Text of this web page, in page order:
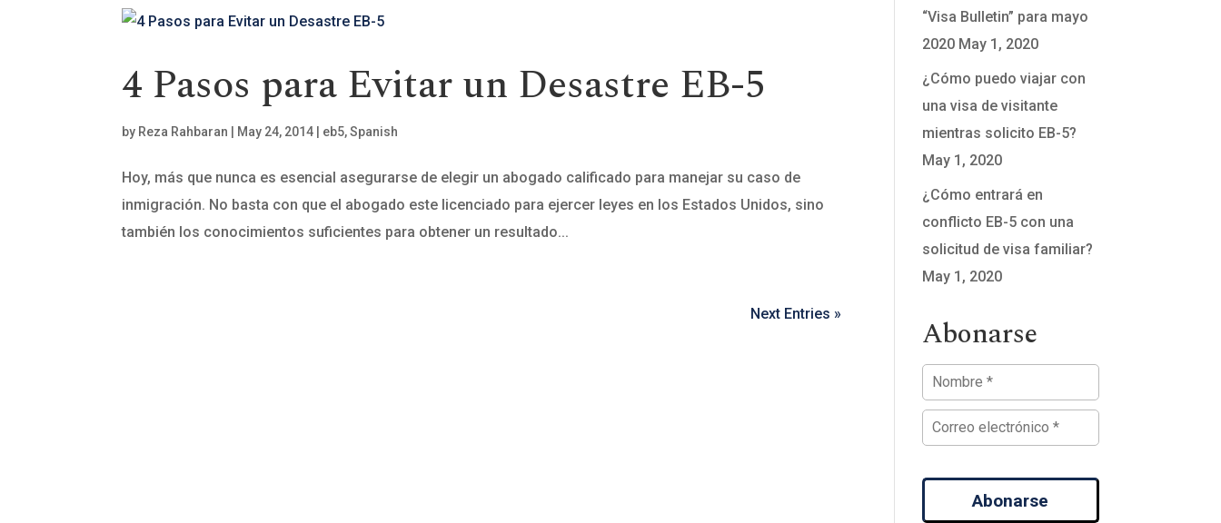
4 Pasos para Evitar un Desastre EB-5
by Reza Rahbaran May 24, 2014 eb5,Spanish
Hoy, más que nunca es esencial asegurarse de elegir un abogado calificado para manejar su caso de
inmigración. No basta con que el abogado este licenciado para ejercer leyes en los Estados Unidos, sino
también los conocimientos suficientes para obtener un resultado...
Next Entries »
“Visa Bulletin” para mayo
2020 May 1, 2020
¿Cómo puedo viajar con
una visa de visitante
mientras solicito EB-5?
May 1, 2020
¿Cómo entrará en
conflicto EB-5 con una
solicitud de visa familiar?
May 1, 2020
Abonarse
Abonarse